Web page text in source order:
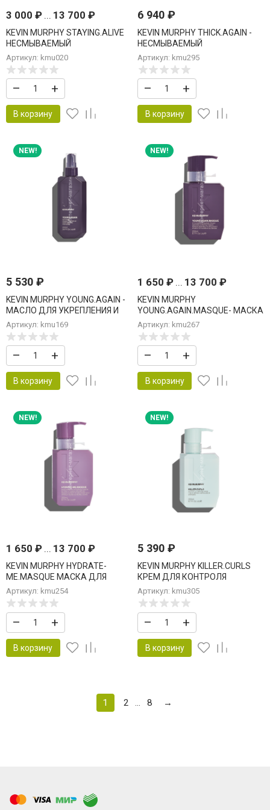
3 000 ₽ ... 13 700 ₽
KEVIN MURPHY STAYING.ALIVE
НЕСМЫВАЕМЫЙ
КОНДИЦИОНЕР-УХОД ДЛЯ
УВЛАЖНЕНИЯ И ЗАЩИТЫ
Артикул: kmu020
– +
В корзину
6 940₽
KEVIN MURPHY THICK.AGAIN -
НЕСМЫВАЕМЫЙ
КОНДИЦИОНЕР-УХОД
СТИМУЛИРУЮЩИЙ РОСТ
ВОЛОС 100 мл
Артикул: kmu295
– +
В корзину
NEW!
5 530 ₽
KEVIN MURPHY YOUNG.AGAIN -
МАСЛО ДЛЯ УКРЕПЛЕНИЯ И
ВОССТАНОВЛЕНИЯ 100 мл
Артикул: kmu169
– +
В корзину
NEW!
1 650₽ ... 13 700₽
KEVIN MURPHY
YOUNG.AGAIN.MASQUE- МАСКА
ДЛЯ УКРЕПЛЕНИЯ И
ВОССТАНОВЛЕНИЯ ВОЛОС
Артикул: kmu267
– +
В корзину
NEW!
1 650 ₽ ... 13 700 ₽
KEVIN MURPHY HYDRATE-
ME.MASQUE МАСКА ДЛЯ
ИНТЕНСИВНОГО УВЛАЖНЕНИЯ
Артикул: kmu254
– +
В корзину
NEW!
5 390₽
KEVIN MURPHY KILLER.CURLS
КРЕМ ДЛЯ КОНТРОЛЯ
ВЬЮЩИХСЯ ВОЛОС
Артикул: kmu305
– +
В корзину
1 2 8 →